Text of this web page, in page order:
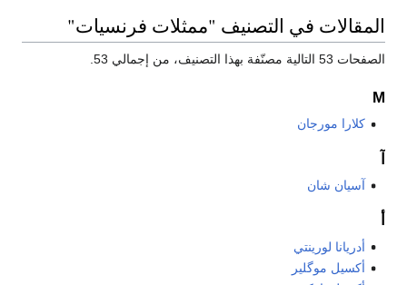
المقالات في التصنيف "ممثلات فرنسيات"
الصفحات 53 التالية مصنّفة بهذا التصنيف، من إجمالي 53.
M
كلارا مورجان
آسيان شان
أدريانا لورينتي
أكسيل موگلير